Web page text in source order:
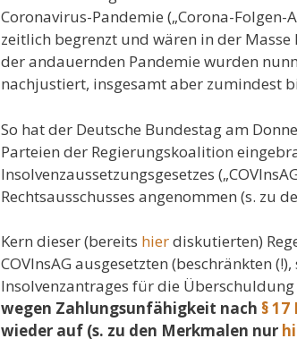
Coronavirus-Pandemie („Corona-
zeitlich begrenzt und wären in der
der andauernden Pandemie wurden
nachjustiert, insgesamt aber zumindest
So hat der Deutsche Bundestag am
Parteien der Regierungskoalition
Insolvenzaussetzungsgesetzes
Rechtsausschusses angenommen (s. zu
Kern dieser (bereits hierdiskutierten)
COVInsAG ausgesetzten (beschränkten
Insolvenzantrages für die Überschuldung
wegen Zahlungsunfähigkeit nach § 17
wieder auf (s. zu den Merkmalen nur